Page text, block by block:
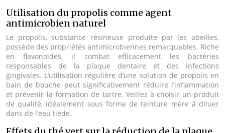
Utilisation du propolis comme agent
antimicrobien naturel
Le propolis, substance résineuse produite par les abeilles,
possède des propriétés antimicrobiennes remarquables. Riche
en flavonoïdes, il combat efficacement les bactéries
responsables de la plaque dentaire et des infections
gingivales. L’utilisation régulière d’une solution de propolis en
bain de bouche peut significativement réduire l’inflammation
et prévenir la formation de tartre. Veillez à choisir un produit
de qualité, idéalement sous forme de teinture mère à diluer
dans de l’eau tiède.